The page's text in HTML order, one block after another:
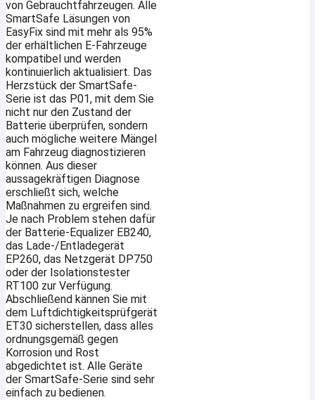
von Gebrauchtfahrzeugen. Alle
SmartSafe Läsungen von
EasyFix sind mit mehr als 95%
der erhältlichen E-Fahrzeuge
kompatibel und werden
kontinuierlich aktualisiert. Das
Herzstück der SmartSafe-
Serie ist das P01, mit dem Sie
nicht nur den Zustand der
Batterie überprüfen, sondern
auch mögliche weitere Mängel
am Fahrzeug diagnostizieren
können. Aus dieser
aussagekräftigen Diagnose
erschließt sich, welche
Maßnahmen zu ergreifen sind.
Je nach Problem stehen dafür
der Batterie-Equalizer EB240,
das Lade-/Entladegerät
EP260, das Netzgerät DP750
oder der Isolationstester
RT100 zur Verfügung.
Abschließend kännen Sie mit
dem Luftdichtigkeitsprüfgerät
ET30 sicherstellen, dass alles
ordnungsgemäß gegen
Korrosion und Rost
abgedichtet ist. Alle Geräte
der SmartSafe-Serie sind sehr
einfach zu bedienen.